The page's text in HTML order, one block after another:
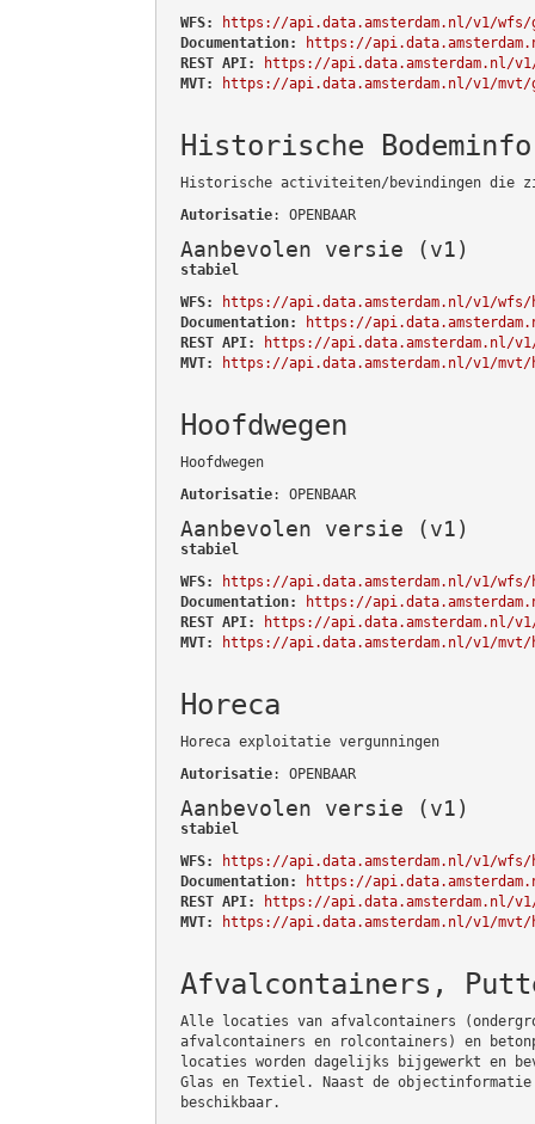
WFS:
https://api.data.amsterdam.nl/v1/wfs/
Documentation:
https://
REST API:
https://api.data.amsterdam.nl/
MVT:
https://api.data.amsterdam.nl/v1/mvt/
Historische
Historische activiteiten/bevindingen die
Autorisatie: OPENBAAR
Aanbevolen versie (v1)
stabiel
WFS:
https://api.data.amsterdam.nl/v1/wfs/
Documentation:
https://
REST API:
https://api.data.amsterdam.nl/
MVT:
https://api.data.amsterdam.nl/v1/mvt/
Hoofdwegen
Hoofdwegen
Autorisatie: OPENBAAR
Aanbevolen versie (v1)
stabiel
WFS:
https://api.data.amsterdam.nl/v1/wfs/
Documentation:
https://
REST API:
https://api.data.amsterdam.nl/
MVT:
https://api.data.amsterdam.nl/v1/mvt/
Horeca
Horeca exploitatie vergunningen
Autorisatie: OPENBAAR
Aanbevolen versie (v1)
stabiel
WFS:
https://api.data.amsterdam.nl/v1/wfs/
Documentation:
https://
REST API:
https://api.data.amsterdam.nl/
MVT:
https://api.data.amsterdam.nl/v1/mvt/
Afvalcontainers,
Alle locaties van afvalcontainers
afvalcontainers en rolcontainers) en
locaties worden dagelijks bijgewerkt en
Glas en Textiel. Naast de objectinformatie
beschikbaar.